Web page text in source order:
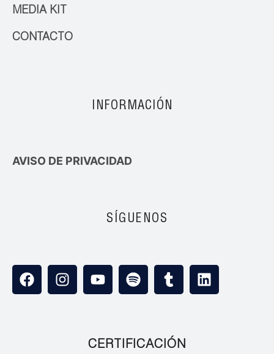
MEDIA KIT
CONTACTO
INFORMACIÓN
AVISO DE PRIVACIDAD
SÍGUENOS
CERTIFICACIÓN